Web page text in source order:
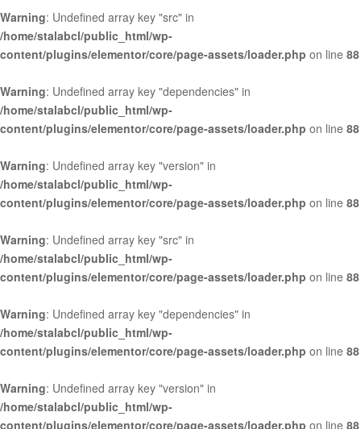
Warning: Undefined array key "src" in
/home/stalabcl/public_html/wp-
content/plugins/elementor/core/page-assets/loader.php on line 88
Warning: Undefined array key "dependencies" in
/home/stalabcl/public_html/wp-
content/plugins/elementor/core/page-assets/loader.php on line 88
Warning: Undefined array key "version" in
/home/stalabcl/public_html/wp-
content/plugins/elementor/core/page-assets/loader.php on line 88
Warning: Undefined array key "src" in
/home/stalabcl/public_html/wp-
content/plugins/elementor/core/page-assets/loader.php on line 88
Warning: Undefined array key "dependencies" in
/home/stalabcl/public_html/wp-
content/plugins/elementor/core/page-assets/loader.php on line 88
Warning: Undefined array key "version" in
/home/stalabcl/public_html/wp-
content/plugins/elementor/core/page-assets/loader.php on line 88